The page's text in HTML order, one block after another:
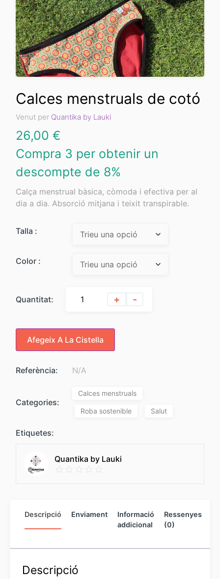
Calces menstruals de cotó
Venut per Quantika by Lauki
26,00 €
Compra 3 per obtenir un
descompte de 8%
Calça menstrual bàsica, còmoda i efectiva per al
dia a dia. Absorció mitjana i teixit transpirable.
Talla :
Color :
Quantitat: + -
Afegeix A La Cistella
Referència: N/A
Categories:
Calces menstruals
Roba sostenible Salut
Etiquetes:
Quantika by Lauki
Descripció Enviament
Informació
addicional
Ressenyes
(0)
Descripció